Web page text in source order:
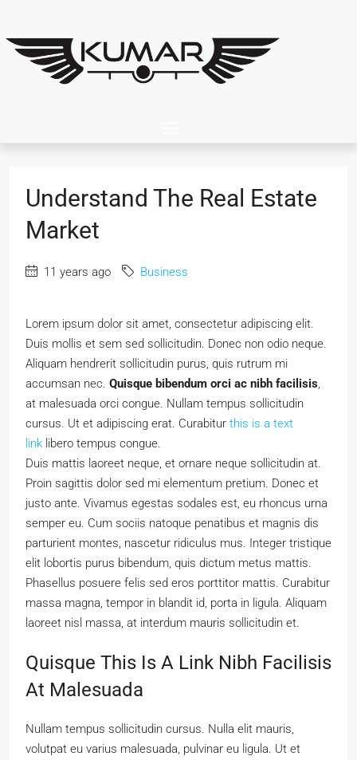
Understand The Real Estate
Market
11 years ago Business
Lorem ipsum dolor sit amet, consectetur adipiscing elit.
Duis mollis et sem sed sollicitudin. Donec non odio neque.
Aliquam hendrerit sollicitudin purus, quis rutrum mi
accumsan nec. Quisque bibendum orci ac nibh facilisis,
at malesuada orci congue. Nullam tempus sollicitudin
cursus. Ut et adipiscing erat. Curabitur this is a text
link libero tempus congue.
Duis mattis laoreet neque, et ornare neque sollicitudin at.
Proin sagittis dolor sed mi elementum pretium. Donec et
justo ante. Vivamus egestas sodales est, eu rhoncus urna
semper eu. Cum sociis natoque penatibus et magnis dis
parturient montes, nascetur ridiculus mus. Integer tristique
elit lobortis purus bibendum, quis dictum metus mattis.
Phasellus posuere felis sed eros porttitor mattis. Curabitur
massa magna, tempor in blandit id, porta in ligula. Aliquam
laoreet nisl massa, at interdum mauris sollicitudin et.
Quisque This Is A Link Nibh Facilisis
At Malesuada
Nullam tempus sollicitudin cursus. Nulla elit mauris,
volutpat eu varius malesuada, pulvinar eu ligula. Ut et